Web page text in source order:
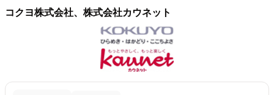
コクヨ株式会社、株式会社カウネット